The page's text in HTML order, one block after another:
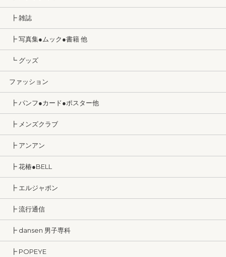
┣ 雑誌
┣ 写真集●ムック●書籍 他
┗ グッズ
ファッション
┣ パンフ●カード●ポスター他
┣ メンズクラブ
┣ アンアン
┣ 花椿●BELL
┣ エルジャポン
┣ 流行通信
┣ dansen 男子専科
┣ POPEYE